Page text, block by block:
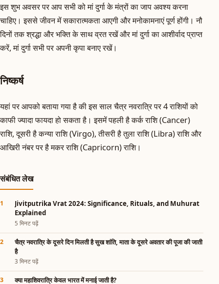
इस शुभ अवसर पर आप सभी को मां दुर्गा के मंत्रों का जाप अवश्य करना
चाहिए। इससे जीवन में सकारात्मकता आएगी और मनोकामनाएं पूर्ण होंगी। नौ
दिनों तक श्रद्धा और भक्ति के साथ व्रत रखें और मां दुर्गा का आशीर्वाद प्राप्त
करें, मां दुर्गा सभी पर अपनी कृपा बनाए रखें।
निष्कर्ष
यहां पर आपको बताया गया है की इस साल चैत्र नवरात्रि पर 4 राशियों को
काफी ज्यादा फायदा हो सकता है। इसमें पहली है कर्क राशि (Cancer)
राशि, दूसरी है कन्या राशि (Virgo), तीसरी है तुला राशि (Libra) राशि और
आखिरी नंबर पर है मकर राशि (Capricorn) राशि।
संबंधित लेख
Jivitputrika Vrat 2024: Significance, Rituals, and Muhurat
Explained
5 मिनट पढ़ें
चैत्र नवरात्रि के दूसरे दिन मिलती है सुख शांति, माता के दूसरे अवतार की पूजा की जाती
है
3 मिनट पढ़ें
क्या महाशिवरात्रि केवल भारत में मनाई जाती है?